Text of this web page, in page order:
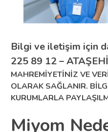
Bilgi ve iletişim için
225 89 12 –
MAHREMİYETİNİZ VE
OLARAK SAĞLANIR.
KURUMLARLA
Miyom